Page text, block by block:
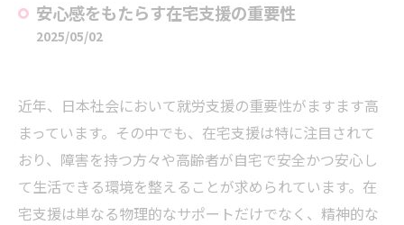
安心感をもたらす在宅支援の重要性
2025/05/02
近年、日本社会において就労支援の重要性がますます高
まっています。その中でも、在宅支援は特に注目されて
おり、障害を持つ方々や高齢者が自宅で安全かつ安心し
て生活できる環境を整えることが求められています。在
宅支援は単なる物理的なサポートだけでなく、精神的な